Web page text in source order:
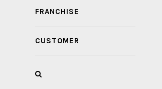
FRANCHISE
CUSTOMER